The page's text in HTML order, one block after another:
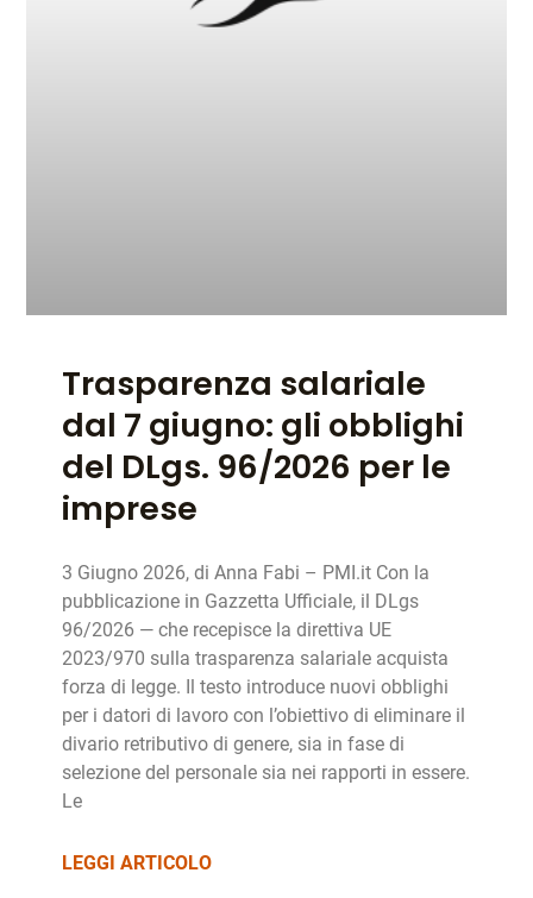
Trasparenza salariale
dal 7 giugno: gli obblighi
del DLgs. 96/2026 per le
imprese
3 Giugno 2026, di Anna Fabi – PMI.it Con la
pubblicazione in Gazzetta Ufficiale, il DLgs
96/2026 — che recepisce la direttiva UE
2023/970 sulla trasparenza salariale acquista
forza di legge. Il testo introduce nuovi obblighi
per i datori di lavoro con l’obiettivo di eliminare il
divario retributivo di genere, sia in fase di
selezione del personale sia nei rapporti in essere.
Le
LEGGI ARTICOLO